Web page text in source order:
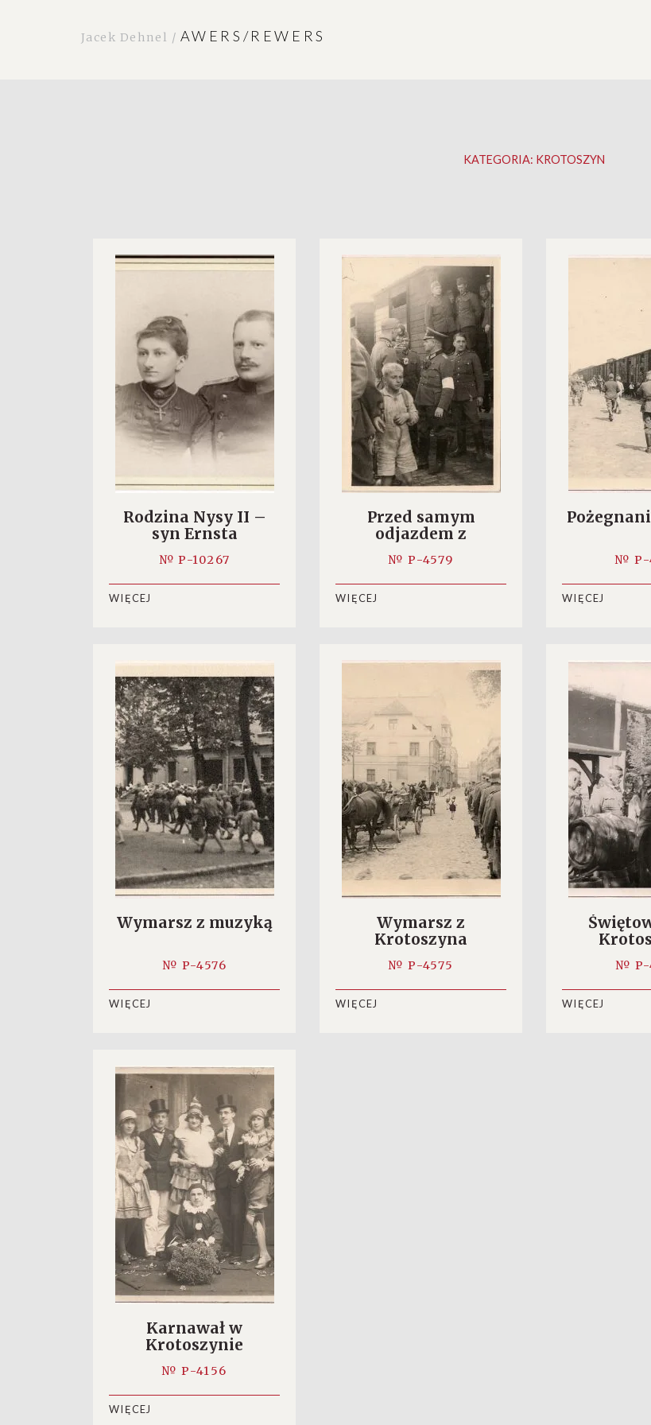
Jacek Dehnel / AWERS/REWERS
KATEGORIA: KROTOSZYN
Rodzina Nysy II –
syn Ernsta
Goldmanna z żoną
(?)
№ P-10267
WIĘCEJ
Przed samym
odjazdem z
Krotoszyna
№ P-4579
WIĘCEJ
№ P-
WIĘCEJ
Wymarsz z muzyką
№ P-4576
WIĘCEJ
Wymarsz z
Krotoszyna
№ P-4575
WIĘCEJ
№ P-
WIĘCEJ
Karnawał w
Krotoszynie
№ P-4156
WIĘCEJ